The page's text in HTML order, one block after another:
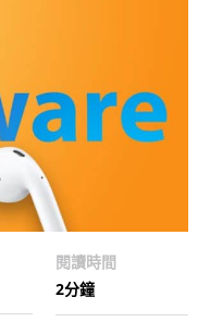
閱讀時間
2分鐘